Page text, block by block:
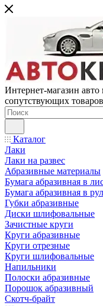
Интернет-магазин
сопутствующих товаров
Каталог
Лаки
Лаки на развес
Абразивные материалы
Бумага абразивная в
Бумага абразивная в
Губки абразивные
Диски шлифовальные
Зачистные круги
Круги абразивные
Круги отрезные
Круги шлифовальные
Напильники
Полоски абразивные
Порошок абразивный
Скотч-брайт